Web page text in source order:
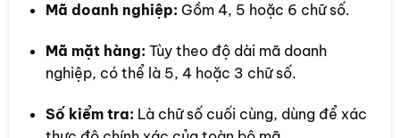
Mã doanh nghiệp: Gồm 4, 5 hoặc 6 chữ số.
Mã mặt hàng: Tùy theo độ dài mã doanh
nghiệp, có thể là 5, 4 hoặc 3 chữ số.
Số kiểm tra: Là chữ số cuối cùng, dùng để xác